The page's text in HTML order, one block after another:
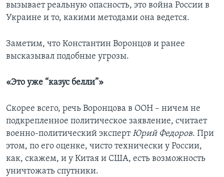
вызывает реальную опасность, это война России в
Украине и то, какими методами она ведется.
Заметим, что Константин Воронцов и ранее
высказывал подобные угрозы.
«Это уже “казус белли”»
Скорее всего, речь Воронцова в ООН – ничем не
подкрепленное политическое заявление, считает
военно-политический экспертЮрий Федоров. При
этом, по его оценке, чисто технически у России,
как, скажем, и у Китая и США, есть возможность
уничтожать спутники.